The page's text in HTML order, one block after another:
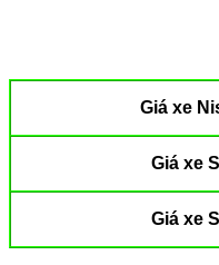
Giá xe
Giá xe
Giá xe